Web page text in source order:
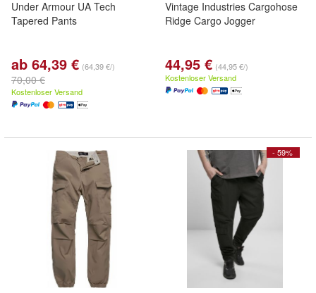
Under Armour UA Tech
Tapered Pants
ab 64,39 € (64,39 €/)
70,00 €
Kostenloser Versand
Vintage Industries Cargohose
Ridge Cargo Jogger
44,95 € (44,95 €/)
Kostenloser Versand
- 59%